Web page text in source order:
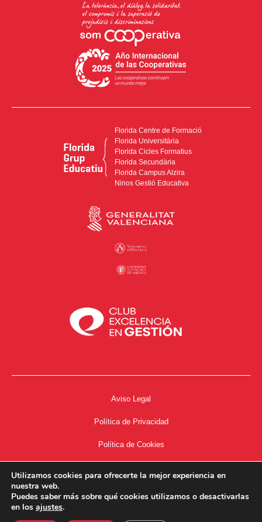
Florida Centre de Formació
Florida Universitària
Florida Cicles Formatius
Florida Secundària
Florida Campus Alzira
Ninos Gestió Educativa
Aviso Legal
Política de Privacidad
Política de Cookies
Utilizamos cookies para ofrecerte la mejor experiencia en
nuestra web.
Puedes saber más sobre qué cookies utilizamos o desactivarlas
en los ajustes.